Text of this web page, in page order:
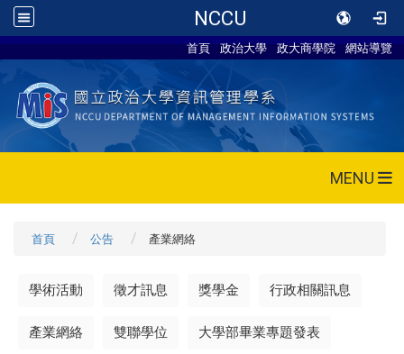
NCCU
首頁 政治大學 政大商學院 網站導覽
MENU
首頁 公告 產業網絡
學術活動 徵才訊息 獎學金 行政相關訊息
產業網絡 雙聯學位 大學部畢業專題發表